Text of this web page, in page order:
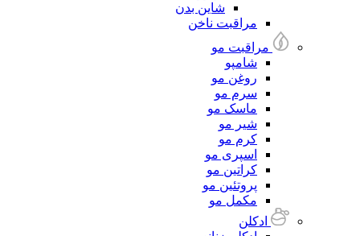
شاین بدن
مراقبت ناخن
مراقبت مو
شامپو
روغن مو
سرم مو
ماسک مو
شیر مو
کرم مو
اسپری مو
کراتین مو
پروتئین مو
مکمل مو
ادکلن